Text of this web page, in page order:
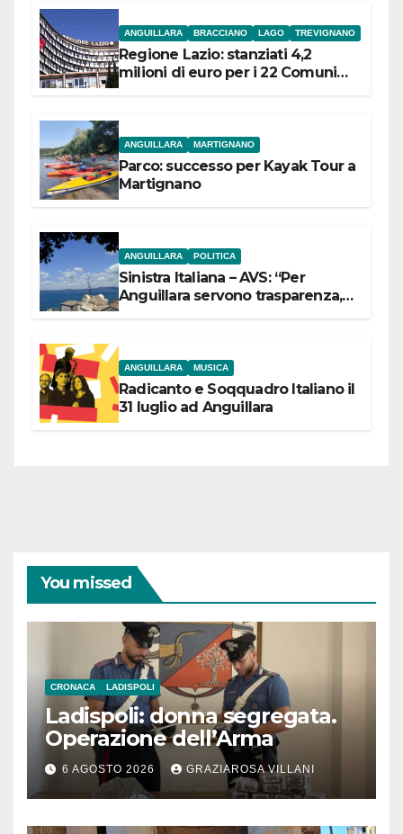
ANGUILLARA BRACCIANO LAGO TREVIGNANO
Regione Lazio: stanziati 4,2
milioni di euro per i 22 Comuni
ANGUILLARA MARTIGNANO
Parco: successo per Kayak Tour a
Martignano
ANGUILLARA POLITICA
Sinistra Italiana – AVS: “Per
Anguillara servono trasparenza,
ANGUILLARA MUSICA
Radicanto e Soqquadro Italiano il
31 luglio ad Anguillara
You missed
CRONACA LADISPOLI
Ladispoli: donna segregata.
Operazione dell’Arma
6 AGOSTO 2026 GRAZIAROSA VILLANI